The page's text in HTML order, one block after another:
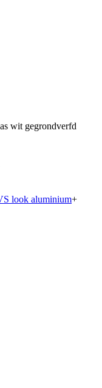
wit gegrondverfd
look aluminium+